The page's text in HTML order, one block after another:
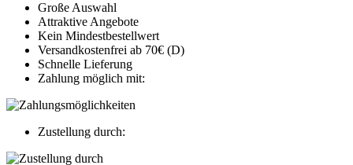
Große Auswahl
Attraktive Angebote
Kein Mindestbestellwert
Versandkostenfrei ab 70€ (D)
Schnelle Lieferung
Zahlung möglich mit:
Zustellung durch: